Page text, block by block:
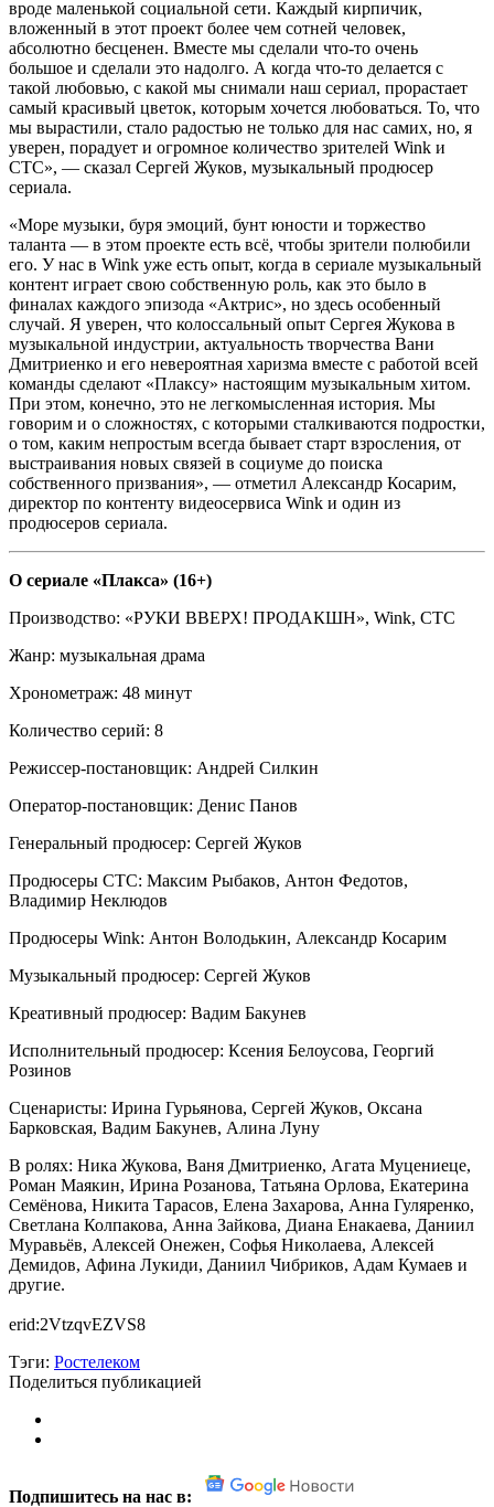
вроде маленькой социальной сети. Каждый кирпичик,
вложенный в этот проект более чем сотней человек,
абсолютно бесценен. Вместе мы сделали что-то очень
большое и сделали это надолго. А когда что-то делается с
такой любовью, с какой мы снимали наш сериал, прорастает
самый красивый цветок, которым хочется любоваться. То, что
мы вырастили, стало радостью не только для нас самих, но, я
уверен, порадует и огромное количество зрителей Wink и
СТС», — сказал Сергей Жуков, музыкальный продюсер
сериала.
«Море музыки, буря эмоций, бунт юности и торжество
таланта — в этом проекте есть всё, чтобы зрители полюбили
его. У нас в Wink уже есть опыт, когда в сериале музыкальный
контент играет свою собственную роль, как это было в
финалах каждого эпизода «Актрис», но здесь особенный
случай. Я уверен, что колоссальный опыт Сергея Жукова в
музыкальной индустрии, актуальность творчества Вани
Дмитриенко и его невероятная харизма вместе с работой всей
команды сделают «Плаксу» настоящим музыкальным хитом.
При этом, конечно, это не легкомысленная история. Мы
говорим и о сложностях, с которыми сталкиваются подростки,
о том, каким непростым всегда бывает старт взросления, от
выстраивания новых связей в социуме до поиска
собственного призвания», — отметил Александр Косарим,
директор по контенту видеосервиса Wink и один из
продюсеров сериала.
О сериале «Плакса» (16+)
Производство: «РУКИ ВВЕРХ! ПРОДАКШН», Wink, СТС
Жанр: музыкальная драма
Хронометраж: 48 минут
Количество серий: 8
Режиссер-постановщик: Андрей Силкин
Оператор-постановщик: Денис Панов
Генеральный продюсер: Сергей Жуков
Продюсеры СТС: Максим Рыбаков, Антон Федотов,
Владимир Неклюдов
Продюсеры Wink: Антон Володькин, Александр Косарим
Музыкальный продюсер: Сергей Жуков
Креативный продюсер: Вадим Бакунев
Исполнительный продюсер: Ксения Белоусова, Георгий
Розинов
Сценаристы: Ирина Гурьянова, Сергей Жуков, Оксана
Барковская, Вадим Бакунев, Алина Луну
В ролях: Ника Жукова, Ваня Дмитриенко, Агата Муцениеце,
Роман Маякин, Ирина Розанова, Татьяна Орлова, Екатерина
Семёнова, Никита Тарасов, Елена Захарова, Анна Гуляренко,
Светлана Колпакова, Анна Зайкова, Диана Енакаева, Даниил
Муравьёв, Алексей Онежен, Софья Николаева, Алексей
Демидов, Афина Лукиди, Даниил Чибриков, Адам Кумаев и
другие.
erid:2VtzqvEZVS8
Тэги: Ростелеком
Поделиться публикацией
Подпишитесь на нас в: